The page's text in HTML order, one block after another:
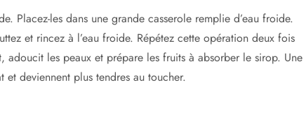
Placez-les dans une grande casserole remplie d’eau froide.
et rincez à l’eau froide. Répétez cette opération deux fois
adoucit les peaux et prépare les fruits à absorber le sirop. Une
deviennent plus tendres au toucher.